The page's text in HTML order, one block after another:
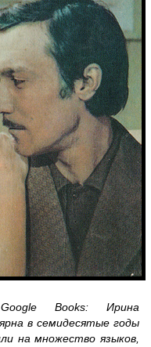
Books: Ирина
в семидесятые годы
на множество языков,